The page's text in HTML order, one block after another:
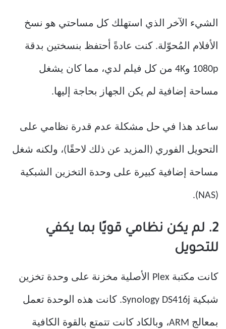
الشيء الآخر الذي استهلك كل مساحتي هو نسخ
الأفلام المُحوّلة. كنت عادةً أحتفظ بنسختين بدقة
1080p و4K من كل فيلم لدي، مما كان يشغل
مساحة إضافية لم يكن الجهاز بحاجة إليها.
ساعد هذا في حل مشكلة عدم قدرة نظامي على
التحويل الفوري (المزيد عن ذلك لاحقًا)، ولكنه شغل
مساحة إضافية كبيرة على وحدة التخزين الشبكية
(NAS).
2. لم يكن نظامي قويًا بما يكفي
للتحويل
كانت مكتبة Plex الأصلية مخزنة على وحدة تخزين
شبكية Synology DS416j. كانت هذه الوحدة تعمل
بمعالج ARM، وبالكاد كانت تتمتع بالقوة الكافية